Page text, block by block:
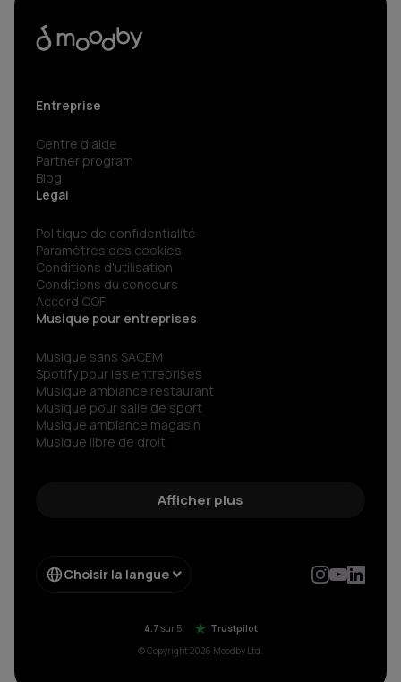
Entreprise
Centre d'aide
Partner program
Blog
Legal
Politique de confidentialité
Paramètres des cookies
Conditions d'utilisation
Conditions du concours
Accord COF
Musique pour entreprises
Musique sans SACEM
Spotify pour les entreprises
Musique ambiance restaurant
Musique pour salle de sport
Musique ambiance magasin
Musique libre de droit
Découvrez le son libre de droit d’exception
Streaming musical pour votre entreprise
Afficher plus
Choisir la langue
4.7 sur 5
Trustpilot
© Copyright 2026 Moodby Ltd.